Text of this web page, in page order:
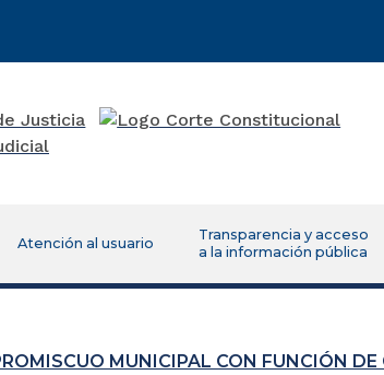
Atención al usuario
Transparencia y acceso
a la información pública
MUNICIPAL CON FUNCIÓN